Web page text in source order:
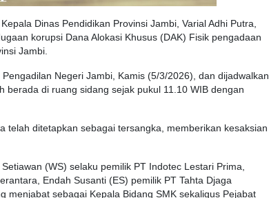
Dinas Pendidikan Provinsi Jambi, Varial Adhi Putra,
korupsi Dana Alokasi Khusus (DAK) Fisik pengadaan
Jambi.
Negeri Jambi, Kamis (5/3/2026), dan dijadwalkan
berada di ruang sidang sejak pukul 11.10 WIB dengan
telah ditetapkan sebagai tersangka, memberikan kesaksian
(WS) selaku pemilik PT Indotec Lestari Prima,
Endah Susanti (ES) pemilik PT Tahta Djaga
menjabat sebagai Kepala Bidang SMK sekaligus Pejabat